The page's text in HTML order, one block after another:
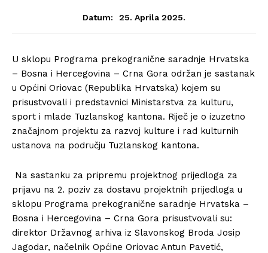
Datum: 25. Aprila 2025.
U sklopu Programa prekogranične saradnje Hrvatska
– Bosna i Hercegovina – Crna Gora održan je sastanak
u Općini Oriovac (Republika Hrvatska) kojem su
prisustvovali i predstavnici Ministarstva za kulturu,
sport i mlade Tuzlanskog kantona. Riječ je o izuzetno
značajnom projektu za razvoj kulture i rad kulturnih
ustanova na području Tuzlanskog kantona.
Na sastanku za pripremu projektnog prijedloga za
prijavu na 2. poziv za dostavu projektnih prijedloga u
sklopu Programa prekogranične saradnje Hrvatska –
Bosna i Hercegovina – Crna Gora prisustvovali su:
direktor Državnog arhiva iz Slavonskog Broda Josip
Jagodar, načelnik Općine Oriovac Antun Pavetić,